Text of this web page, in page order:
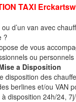
TAXI
ou d’un van avec
?
de vous
ou personnels
a Disposition
disposition des
berlines et/ou VAN
disposition 24h/24,